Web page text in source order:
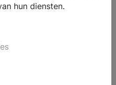
hun diensten.